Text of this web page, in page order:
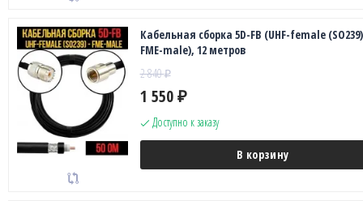
Кабельная сборка 5D-FB (UHF-female
FME-male), 12 метров
2 840₽
1 550 ₽
Доступно к заказу
В корзину